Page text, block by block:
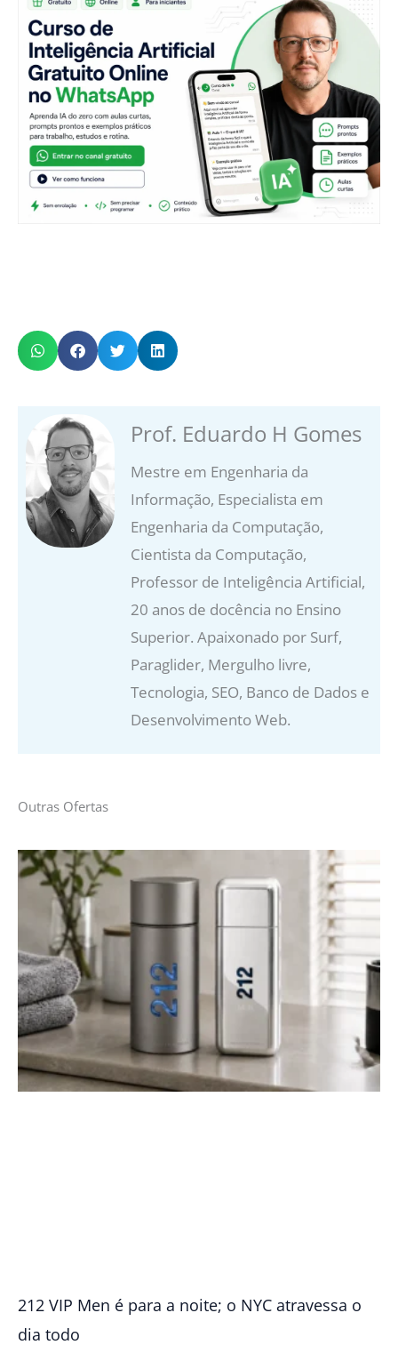
Prof. Eduardo H Gomes
Mestre em Engenharia da
Informação, Especialista em
Engenharia da Computação,
Cientista da Computação,
Professor de Inteligência Artificial,
20 anos de docência no Ensino
Superior. Apaixonado por Surf,
Paraglider, Mergulho livre,
Tecnologia, SEO, Banco de Dados e
Desenvolvimento Web.
Outras Ofertas
212 VIP Men é para a noite; o NYC atravessa o
dia todo